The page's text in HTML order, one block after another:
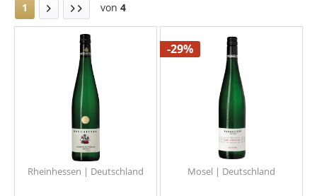
1 von 4
Rheinhessen | Deutschland
-29%
Mosel | Deutschland